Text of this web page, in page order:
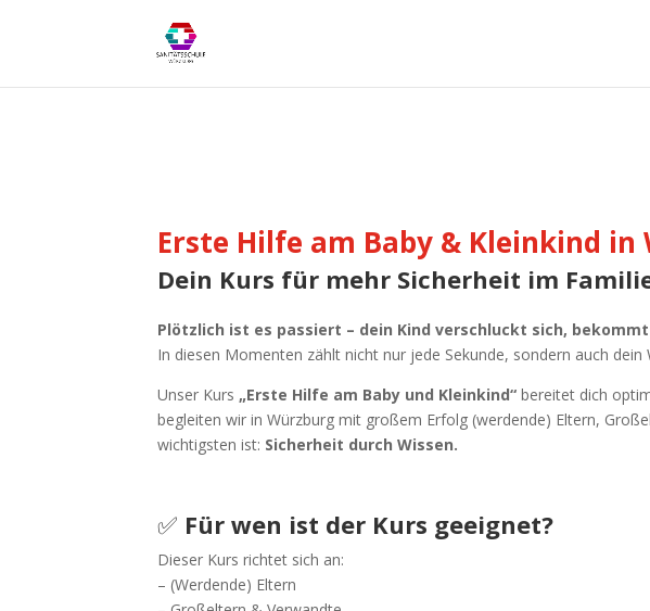
Erste Hilfe am Baby & Kleinkind in
Dein Kurs für mehr Sicherheit im
Plötzlich ist es passiert – dein Kind verschluckt sich,
In diesen Momenten zählt nicht nur jede Sekunde, sondern auch dein
Unser Kurs „Erste Hilfe am Baby und Kleinkind“ bereitet dich
begleiten wir in Würzburg mit großem Erfolg (werdende) Eltern,
wichtigsten ist: Sicherheit durch Wissen.
✅ Für wen ist der Kurs geeignet?
Dieser Kurs richtet sich an:
– (Werdende) Eltern